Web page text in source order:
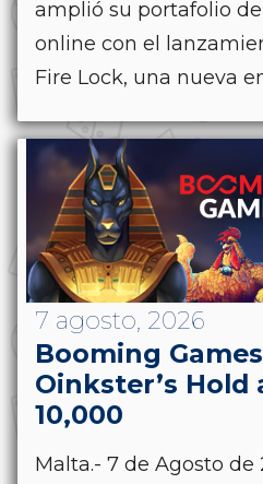
amplió su portafolio
online con el
Fire Lock, una nueva
7 agosto, 2026
Booming
Oinkster’s Hold
10,000
Malta.- 7 de Agosto de